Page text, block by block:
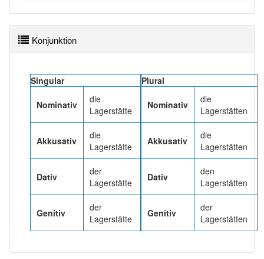
Konjunktion
Singular
Nominativ
die
Lagerstätte
Akkusativ
die
Lagerstätte
Dativ
der
Lagerstätte
Genitiv
der
Lagerstätte
Plural
Nominativ
die
Lagerstätten
Akkusativ
die
Lagerstätten
Dativ
den
Lagerstätten
Genitiv
der
Lagerstätten